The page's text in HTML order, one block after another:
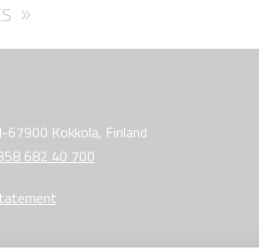
67900 Kokkola, Finland
682 40 700